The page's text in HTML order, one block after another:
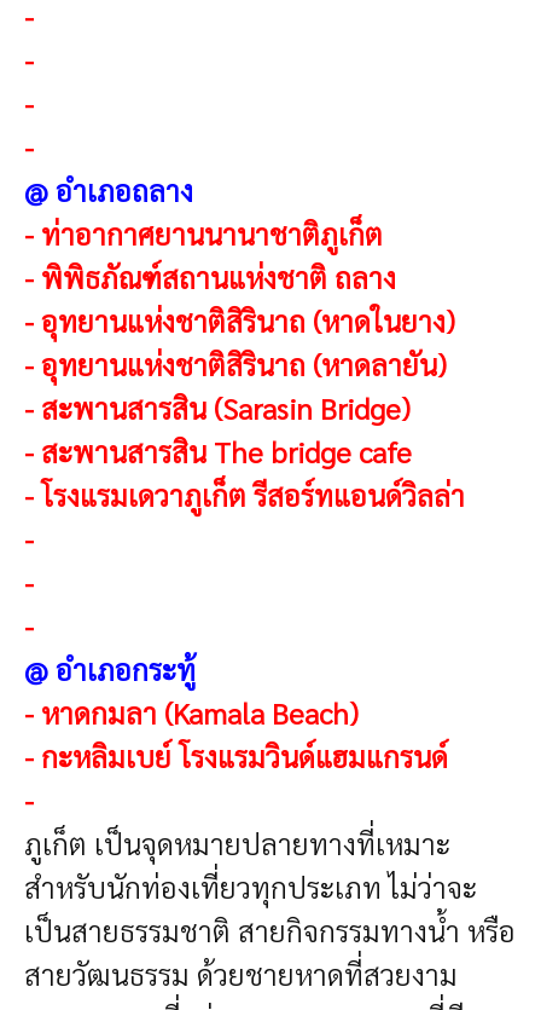
-
-
-
-
@ อำเภอถลาง
- ท่าอากาศยานนานาชาติภูเก็ต
- พิพิธภัณฑ์สถานแห่งชาติ ถลาง
-อุทยานแห่งชาติสิรินาถ (หาดในยาง)
-อุทยานแห่งชาติสิรินาถ (หาดลายัน)
- สะพานสารสิน (Sarasin Bridge)
- สะพานสารสิน The bridge cafe
-โรงแรมเดวาภูเก็ต รีสอร์ทแอนด์วิลล่า
-
-
-
@ อำเภอกระทู้
- หาดกมลา (Kamala Beach)
- กะหลิมเบย์ โรงแรมวินด์แฮมแกรนด์
-
ภูเก็ต เป็นจุดหมายปลายทางที่เหมาะ
สำหรับนักท่องเที่ยวทุกประเภท ไม่ว่าจะ
เป็นสายธรรมชาติ สายกิจกรรมทางน้ำ หรือ
สายวัฒนธรรม ด้วยชายหาดที่สวยงาม